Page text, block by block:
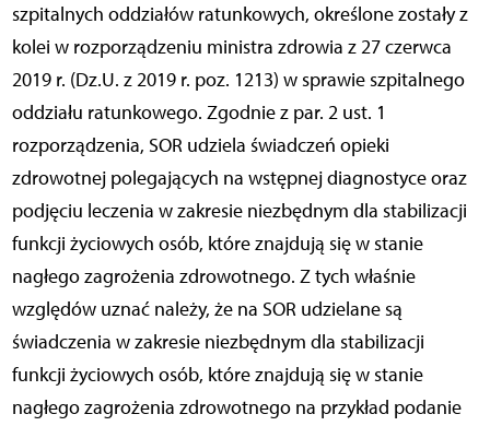
szpitalnych oddziałów ratunkowych, określone zostały z
kolei w rozporządzeniu ministra zdrowia z 27 czerwca
2019 r. (Dz.U. z 2019 r. poz. 1213) w sprawie szpitalnego
oddziału ratunkowego. Zgodnie z par. 2 ust. 1
rozporządzenia, SOR udziela świadczeń opieki
zdrowotnej polegających na wstępnej diagnostyce oraz
podjęciu leczenia w zakresie niezbędnym dla stabilizacji
funkcji życiowych osób, które znajdują się w stanie
nagłego zagrożenia zdrowotnego. Z tych właśnie
względów uznać należy, że na SOR udzielane są
świadczenia w zakresie niezbędnym dla stabilizacji
funkcji życiowych osób, które znajdują się w stanie
nagłego zagrożenia zdrowotnego na przykład podanie